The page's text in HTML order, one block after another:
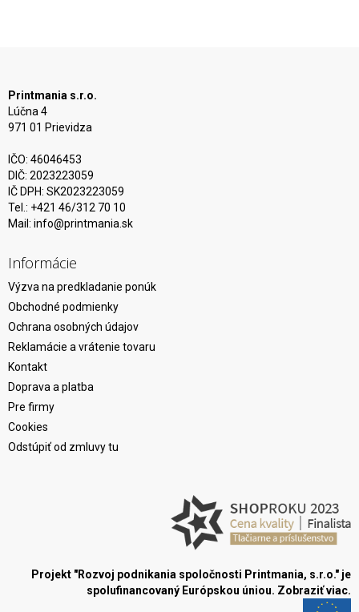
Printmania s.r.o.
Lúčna 4
971 01 Prievidza
IČO: 46046453
DIČ: 2023223059
IČ DPH: SK2023223059
Tel.: +421 46/312 70 10
Mail: info@printmania.sk
Informácie
Výzva na predkladanie ponúk
Obchodné podmienky
Ochrana osobných údajov
Reklamácie a vrátenie tovaru
Kontakt
Doprava a platba
Pre firmy
Cookies
Odstúpiť od zmluvy tu
Projekt "Rozvoj podnikania spoločnosti Printmania, s.r.o." je
spolufinancovaný Európskou úniou. Zobraziť viac.